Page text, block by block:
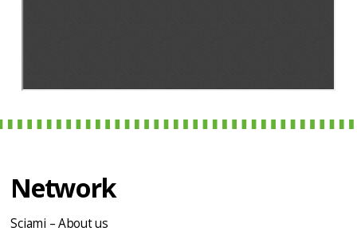
Network
Sciami – About us